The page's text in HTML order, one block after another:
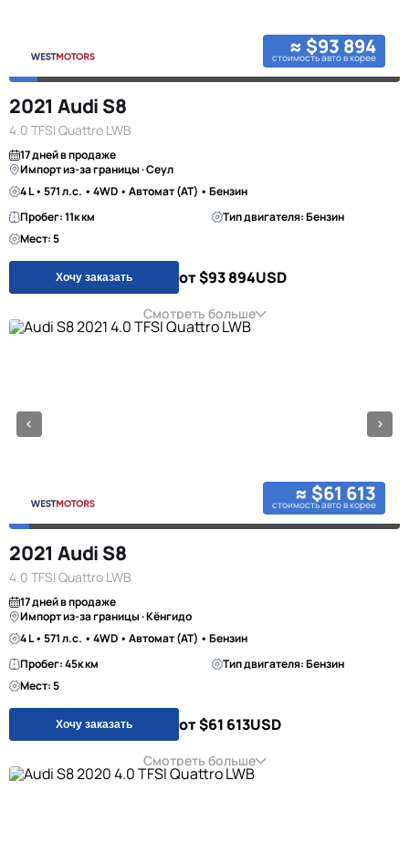
≈ $93 894
стоимость авто в корее
2021 Audi S8
4.0 TFSI Quattro LWB
17 дней в продаже
Импорт из-за границы · Сеул
4 L • 571 л.с. • 4WD • Автомат (AT) • Бензин
Пробег: 11к км
Тип двигателя: Бензин
Мест: 5
Хочу заказать от $93 894USD
Смотреть больше
≈ $61 613
стоимость авто в корее
2021 Audi S8
4.0 TFSI Quattro LWB
17 дней в продаже
Импорт из-за границы · Кёнгидо
4 L • 571 л.с. • 4WD • Автомат (AT) • Бензин
Пробег: 45к км
Тип двигателя: Бензин
Мест: 5
Хочу заказать от $61 613USD
Смотреть больше